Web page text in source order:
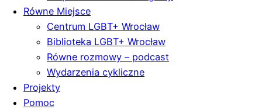
Równe Miejsce
Centrum LGBT+ Wrocław
Biblioteka LGBT+ Wrocław
Równe rozmowy – podcast
Wydarzenia cykliczne
Projekty
Pomoc